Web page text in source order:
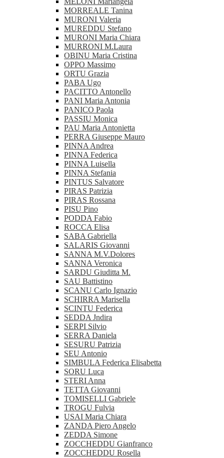
MORREALE Tanina
MURONI Valeria
MUREDDU Stefano
MURONI Maria Chiara
MURRONI M.Laura
OBINU Maria Cristina
OPPO Massimo
ORTU Grazia
PABA Ugo
PACITTO Antonello
PANI Maria Antonia
PANICO Paola
PASSIU Monica
PAU Maria Antonietta
PERRA Giuseppe Mauro
PINNA Andrea
PINNA Federica
PINNA Luisella
PINNA Stefania
PINTUS Salvatore
PIRAS Patrizia
PIRAS Rossana
PISU Pino
PODDA Fabio
ROCCA Elisa
SABA Gabriella
SALARIS Giovanni
SANNA M.V.Dolores
SANNA Veronica
SARDU Giuditta M.
SAU Battistino
SCANU Carlo Ignazio
SCHIRRA Marisella
SCINTU Federica
SEDDA Jndira
SERPI Silvio
SERRA Daniela
SESURU Patrizia
SEU Antonio
SIMBULA Federica Elisabetta
SORU Luca
STERI Anna
TETTA Giovanni
TOMISELLI Gabriele
TROGU Fulvia
USAI Maria Chiara
ZANDA Piero Angelo
ZEDDA Simone
ZOCCHEDDU Gianfranco
ZOCCHEDDU Rosella